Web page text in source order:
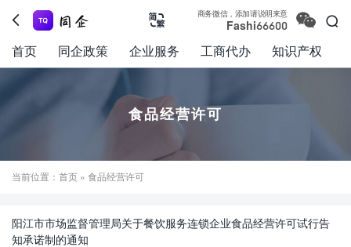
 
商务微信，添加请说明来意
Fashi66600 

首页 同企政策 企业服务 工商代办 知识产权
食品经营许可
当前位置： 首页 » 食品经营许可
阳江市市场监督管理局关于餐饮服务连锁企业食品经营许可试行告
知承诺制的通知